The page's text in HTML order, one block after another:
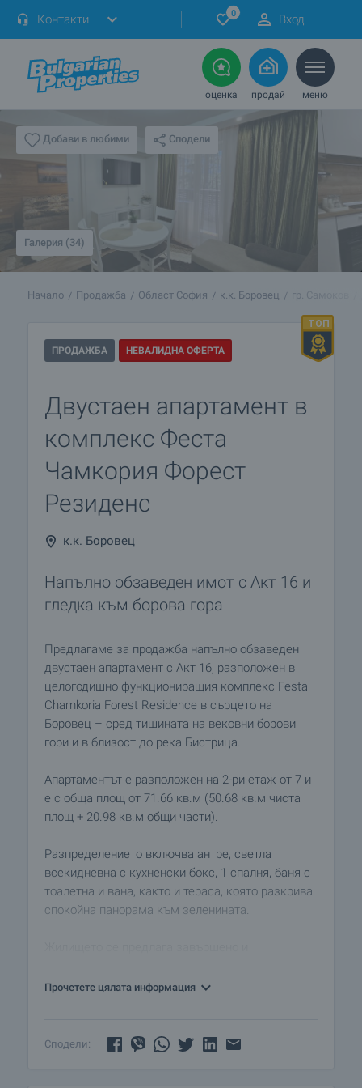
Контакти 0 Вход
оценка продай меню
Добави в любими Сподели
Галерия (34)
Начало Продажба Област София к.к. Боровец гр. Самоков
ПРОДАЖБА НЕВАЛИДНА ОФЕРТА
Двустаен апартамент в
комплекс Феста
Чамкория Форест
Резиденс
к.к. Боровец
Напълно обзаведен имот с Акт 16 и
гледка към борова гора
Предлагаме за продажба напълно обзаведен
двустаен апартамент с Акт 16, разположен в
целогодишно функциониращия комплекс Festa
Chamkoria Forest Residence в сърцето на
Боровец – сред тишината на вековни борови
гори и в близост до река Бистрица.
Апартаментът е разположен на 2-ри етаж от 7 и
е с обща площ от 71.66 кв.м (50.68 кв.м чиста
площ + 20.98 кв.м общи части).
Разпределението включва антре, светла
всекидневна с кухненски бокс, 1 спалня, баня с
тоалетна и вана, както и тераса, която разкрива
спокойна панорама към зеленината.
отдаване под наем.
целогодишен престой и почивка:
Прочетете цялата информация
Сподели: